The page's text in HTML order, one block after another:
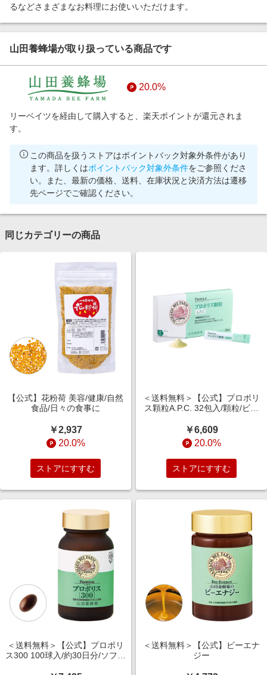
ビジネス・その他サービス
るなどさまざまなお料理にお使いいただけます。
山田養蜂場が取り扱っている商品です
20.0%
リーベイツを経由して購入すると、楽天ポイントが還元されま
す。
この商品を扱うストアはポイントバック対象外条件があり
ます。詳しくはポイントバック対象外条件をご参照くださ
い。また、最新の価格、送料、在庫状況と決済方法は遷移
先ページでご確認ください。
同じカテゴリーの商品
【公式】花粉荷 美容/健康/自然
食品/日々の食事に
￥2,937
20.0%
ストアにすすむ
＜送料無料＞【公式】プロポリ
ス顆粒A.P.C. 32包入/顆粒/ビタ
￥6,609
20.0%
ストアにすすむ
＜送料無料＞【公式】プロポリ
ス300 100球入/約30日分/ソフト
＜送料無料＞【公式】ビーエナ
ジー